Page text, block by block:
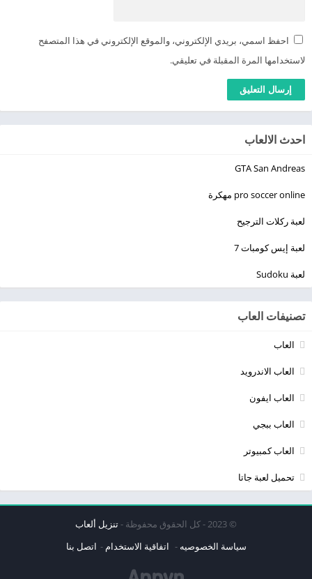
احفظ اسمي، بريدي الإلكتروني، والموقع الإلكتروني في هذا المتصفح
لاستخدامها المرة المقبلة في تعليقي.
احدث الالعاب
GTA San Andreas
pro soccer online مهكرة
لعبة ركلات الترجيح
لعبة إيس كومبات 7
لعبة Sudoku
تصنيفات العاب
العاب
العاب الاندرويد
العاب ايفون
العاب ببجي
العاب كمبيوتر
تحميل لعبة جاتا
© 2023 - كل الحقوق محفوظة -
تنزيل ألعاب
سياسة الخصوصيه
اتفاقية الاستخدام اتصل بنا